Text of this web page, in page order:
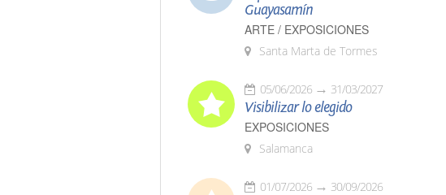
Guayasamín
ARTE / EXPOSICIONES
Santa Marta de Tormes
05/06/2026 31/03/2027
Visibilizar lo elegido
EXPOSICIONES
Salamanca
01/07/2026 30/09/2026